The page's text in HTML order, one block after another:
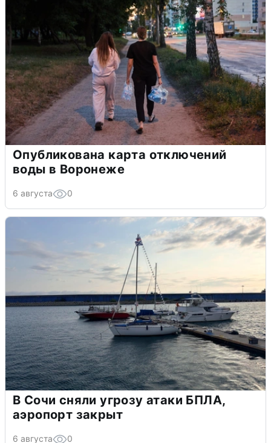
Опубликована карта отключений
воды в Воронеже
6 августа 0
В Сочи сняли угрозу атаки БПЛА,
аэропорт закрыт
6 августа 0